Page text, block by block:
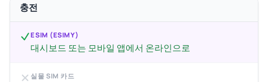
충전
ESIM (ESIMY)
대시보드 또는 모바일 앱에서 온라인으로
실물 SIM 카드